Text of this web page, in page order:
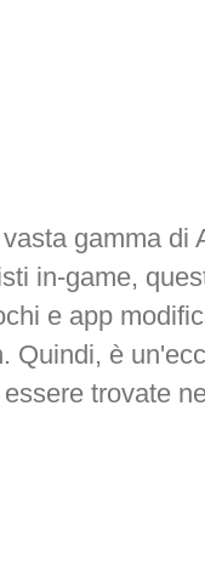
gamma di
in-game,
e app
Quindi, è
trovate